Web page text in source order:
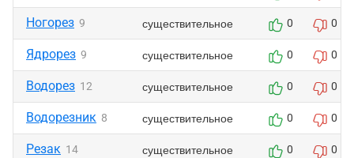
Ногорез 9 существительное 0 0
Ядрорез 9 существительное 0 0
Водорез 12 существительное 0 0
Водорезник 8 существительное 0 0
Резак 14 существительное 0 0